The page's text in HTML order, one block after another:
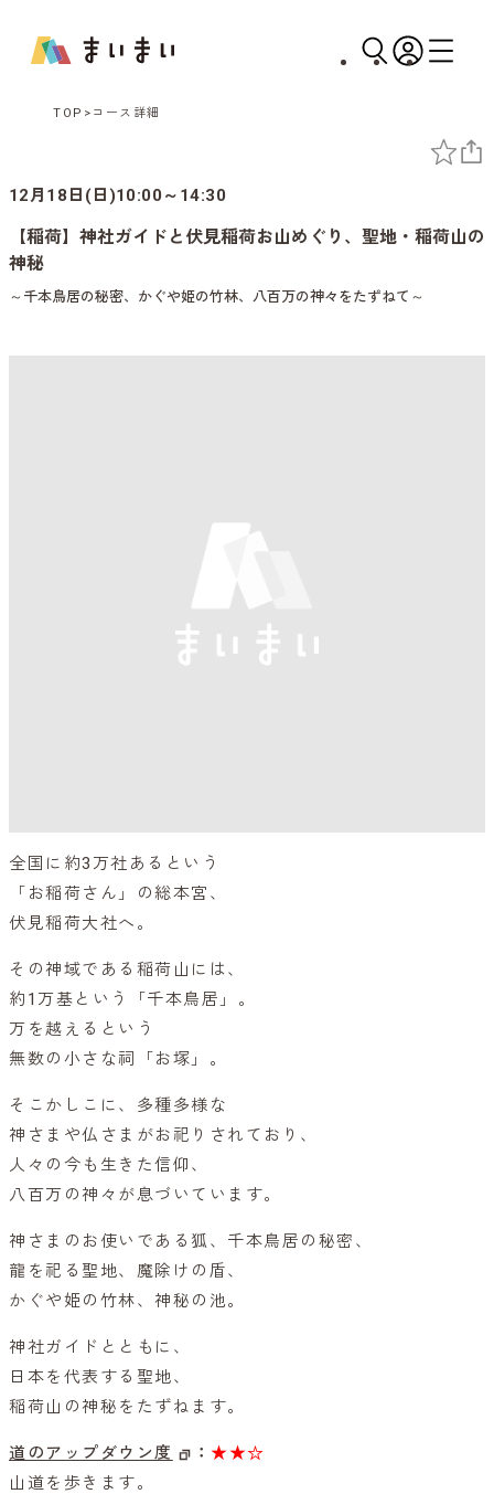
TOP コース詳細
12月18日(日)10:00～14:30
【稲荷】神社ガイドと伏見稲荷お山めぐり、聖地・稲荷山の
神秘
～千本鳥居の秘密、かぐや姫の竹林、八百万の神々をたずねて～
全国に約3万社あるという
「お稲荷さん」の総本宮、
伏見稲荷大社へ。
その神域である稲荷山には、
約1万基という「千本鳥居」。
万を越えるという
無数の小さな祠「お塚」。
そこかしこに、多種多様な
神さまや仏さまがお祀りされており、
人々の今も生きた信仰、
八百万の神々が息づいています。
神さまのお使いである狐、千本鳥居の秘密、
龍を祀る聖地、魔除けの盾、
かぐや姫の竹林、神秘の池。
神社ガイドとともに、
日本を代表する聖地、
稲荷山の神秘をたずねます。
道のアップダウン度 ： ★★☆
山道を歩きます。